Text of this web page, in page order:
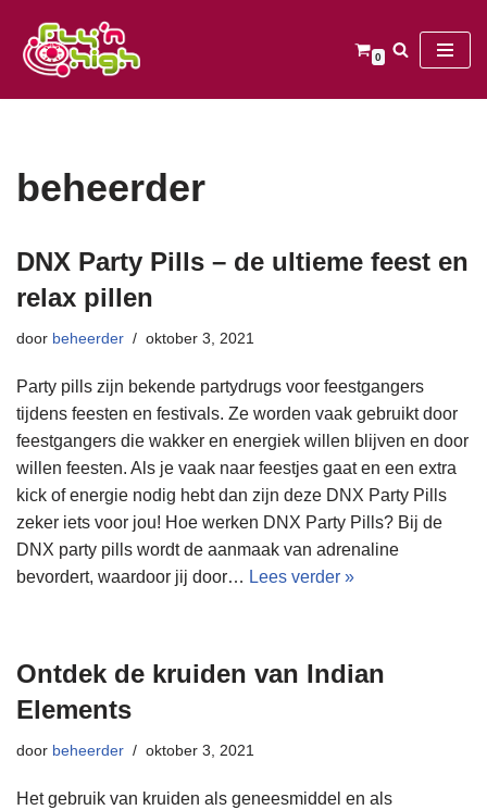
Ga
0
beheerder
DNX Party Pills – de ultieme feest en
relax pillen
door beheerder oktober 3, 2021
Party pills zijn bekende partydrugs voor feestgangers
tijdens feesten en festivals. Ze worden vaak gebruikt door
feestgangers die wakker en energiek willen blijven en door
willen feesten. Als je vaak naar feestjes gaat en een extra
kick of energie nodig hebt dan zijn deze DNX Party Pills
zeker iets voor jou! Hoe werken DNX Party Pills? Bij de
DNX party pills wordt de aanmaak van adrenaline
bevordert, waardoor jij door… Lees verder »
Ontdek de kruiden van Indian
Elements
door beheerder oktober 3, 2021
Het gebruik van kruiden als geneesmiddel en als